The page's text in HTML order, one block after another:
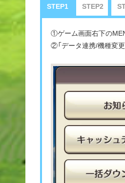
STEP1 STEP2
①ゲーム画面右下の
②「データ連携/機種変更